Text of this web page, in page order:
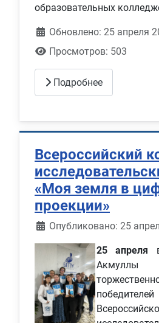
образовательных
Обновлено: 25 апреля
Просмотров: 503
Подробнее
Всероссийский
«Моя земля в
проекции»
Информация о материале
Опубликовано: 25
25 апреля
Акмуллы